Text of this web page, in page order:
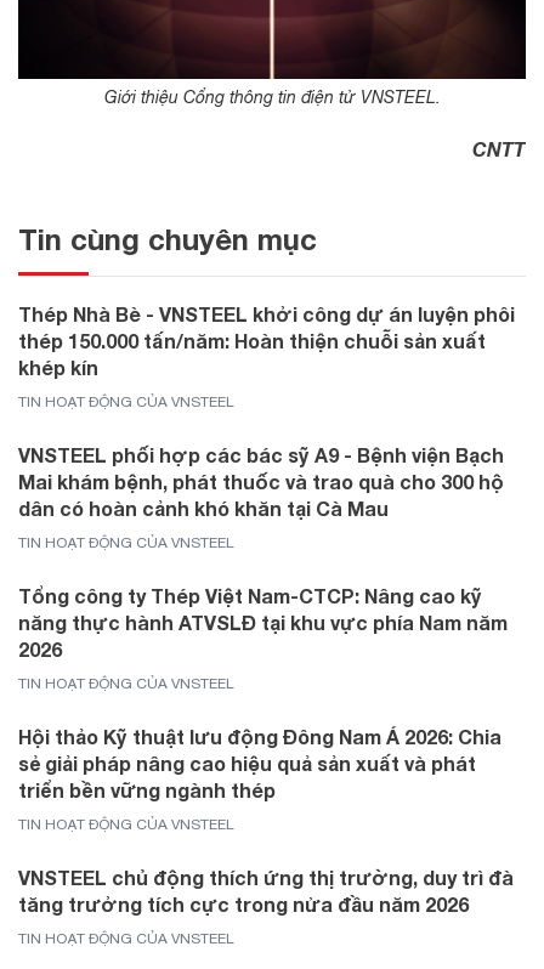
Giới thiệu Cổng thông tin điện tử VNSTEEL.
CNTT
Tin cùng chuyên mục
Thép Nhà Bè - VNSTEEL khởi công dự án luyện phôi
thép 150.000 tấn/năm: Hoàn thiện chuỗi sản xuất
khép kín
TIN HOẠT ĐỘNG CỦA VNSTEEL
VNSTEEL phối hợp các bác sỹ A9 - Bệnh viện Bạch
Mai khám bệnh, phát thuốc và trao quà cho 300 hộ
dân có hoàn cảnh khó khăn tại Cà Mau
TIN HOẠT ĐỘNG CỦA VNSTEEL
Tổng công ty Thép Việt Nam-CTCP: Nâng cao kỹ
năng thực hành ATVSLĐ tại khu vực phía Nam năm
2026
TIN HOẠT ĐỘNG CỦA VNSTEEL
Hội thảo Kỹ thuật lưu động Đông Nam Á 2026: Chia
sẻ giải pháp nâng cao hiệu quả sản xuất và phát
triển bền vững ngành thép
TIN HOẠT ĐỘNG CỦA VNSTEEL
VNSTEEL chủ động thích ứng thị trường, duy trì đà
tăng trưởng tích cực trong nửa đầu năm 2026
TIN HOẠT ĐỘNG CỦA VNSTEEL